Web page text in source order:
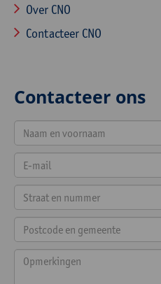
Over CNO
Contacteer CNO
Contacteer ons